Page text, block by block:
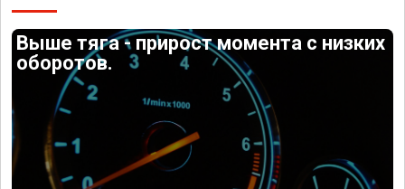
Выше тяга - прирост момента с низких
оборотов.